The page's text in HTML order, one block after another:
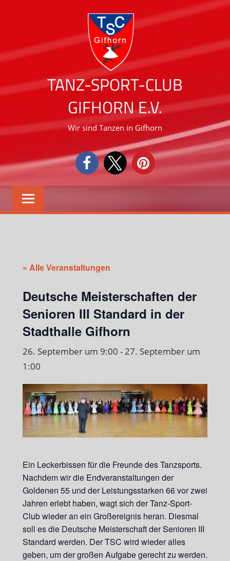
TANZ-SPORT-CLUB
GIFHORN E.V.
Wir sind Tanzen in Gifhorn
« Alle Veranstaltungen
Deutsche Meisterschaften der
Senioren III Standard in der
Stadthalle Gifhorn
26. September um 9:00 -27. September um
1:00
Ein Leckerbissen für die Freunde des Tanzsports.
Nachdem wir die Endveranstaltungen der
Goldenen 55 und der Leistungsstarken 66 vor zwei
Jahren erlebt haben, wagt sich der Tanz-Sport-
Club wieder an ein Großereignis heran. Diesmal
soll es die Deutsche Meisterschaft der Senioren III
Standard werden. Der TSC wird wieder alles
geben, um der großen Aufgabe gerecht zu werden.